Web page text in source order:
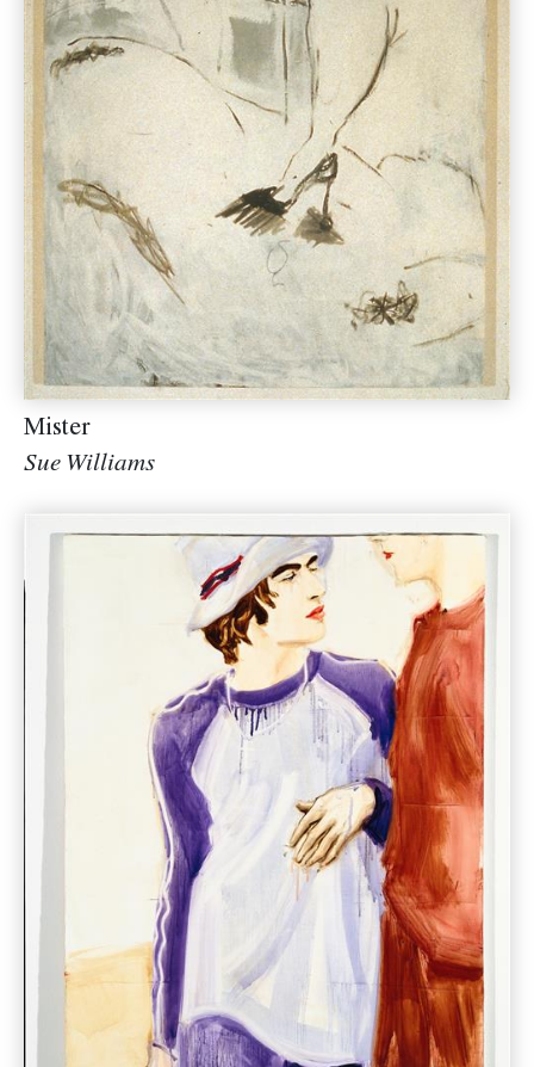
Mister
Sue Williams